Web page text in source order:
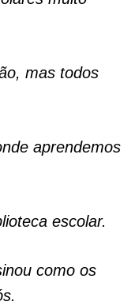
mas todos
aprendemos
escolar.
como os